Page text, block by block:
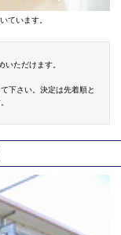
ています。
ただけます。
下さい。決定は先着順と